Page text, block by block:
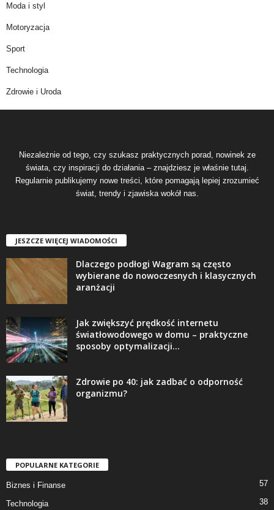
Moda i styl
Motoryzacja
Sport
Technologia
Zdrowie i Uroda
Niezależnie od tego, czy szukasz praktycznych porad, nowinek ze
świata, czy inspiracji do działania – znajdziesz je właśnie tutaj.
Regularnie publikujemy nowe treści, które pomagają lepiej zrozumieć
świat, trendy i zjawiska wokół nas.
JESZCZE WIĘCEJ WIADOMOŚCI
Dlaczego podłogi Wagram są często
wybierane do nowoczesnych i klasycznych
aranżacji
Jak zwiększyć prędkość internetu
światłowodowego w domu – praktyczne
sposoby optymalizacji...
Zdrowie po 40: jak zadbać o odporność
organizmu?
POPULARNE KATEGORIE
Biznes i Finanse 57
Technologia 38